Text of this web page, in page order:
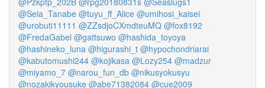
@Seia_Tanabe @tuyu_ff_Alice @umihosi_kaisei
@urobuti11111 @ZZsdjoCXmdteuMQ @fox8192
@FredaGabel @gattsuwo @hashida_toyoya
@hashineko_luna @higurashi_t @hypochondriarai
@kabutomushi244 @kojikasa @Lozy254 @madzur
@miyamo_7 @narou_fun_db @nikusyokusyu
@nozakikyousuke @abe71382084 @cue2009